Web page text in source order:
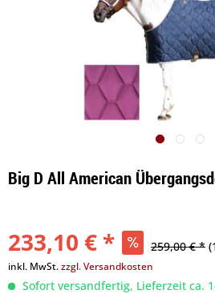
Big D All American
233,10 € * 259,00 € *
inkl. MwSt.zzgl. Versandkosten
Sofort versandfertig, Lieferzeit ca.